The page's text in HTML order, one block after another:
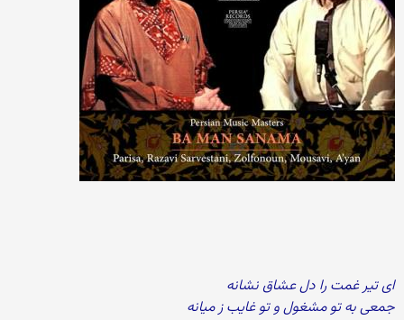
ای تیر غمت را دل عشاق نشانه
جمعی به تو مشغول و تو غایب ز میانه